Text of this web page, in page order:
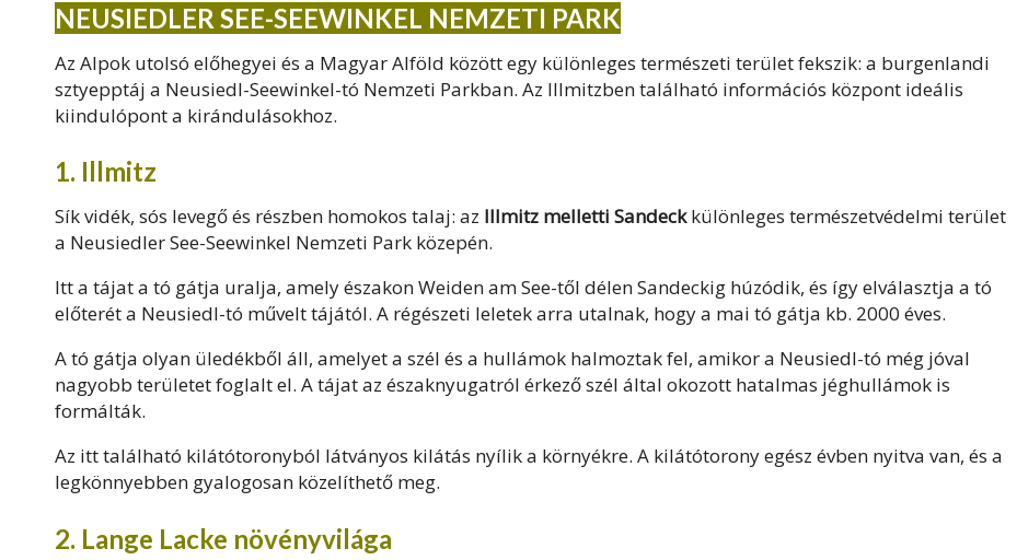
NEUSIEDLER SEE-SEEWINKEL NEMZETI PARK
Az Alpok utolsó előhegyei és a Magyar Alföld között egy különleges természeti terület fekszik: a burgenlandi
sztyepptáj a Neusiedl-Seewinkel-tó Nemzeti Parkban. Az Illmitzben található információs központ ideális
kiindulópont a kirándulásokhoz.
1. Illmitz
Sík vidék, sós levegő és részben homokos talaj: az Illmitz melletti Sandeckkülönleges természetvédelmi terület
a Neusiedler See-Seewinkel Nemzeti Park közepén.
Itt a tájat a tó gátja uralja, amely északon Weiden am See-től délen Sandeckig húzódik, és így elválasztja a tó
előterét a Neusiedl-tó művelt tájától. A régészeti leletek arra utalnak, hogy a mai tó gátja kb. 2000 éves.
A tó gátja olyan üledékből áll, amelyet a szél és a hullámok halmoztak fel, amikor a Neusiedl-tó még jóval
nagyobb területet foglalt el. A tájat az északnyugatról érkező szél által okozott hatalmas jéghullámok is
formálták.
Az itt található kilátótoronyból látványos kilátás nyílik a környékre. A kilátótorony egész évben nyitva van, és a
legkönnyebben gyalogosan közelíthető meg.
2. Lange Lacke növényvilága